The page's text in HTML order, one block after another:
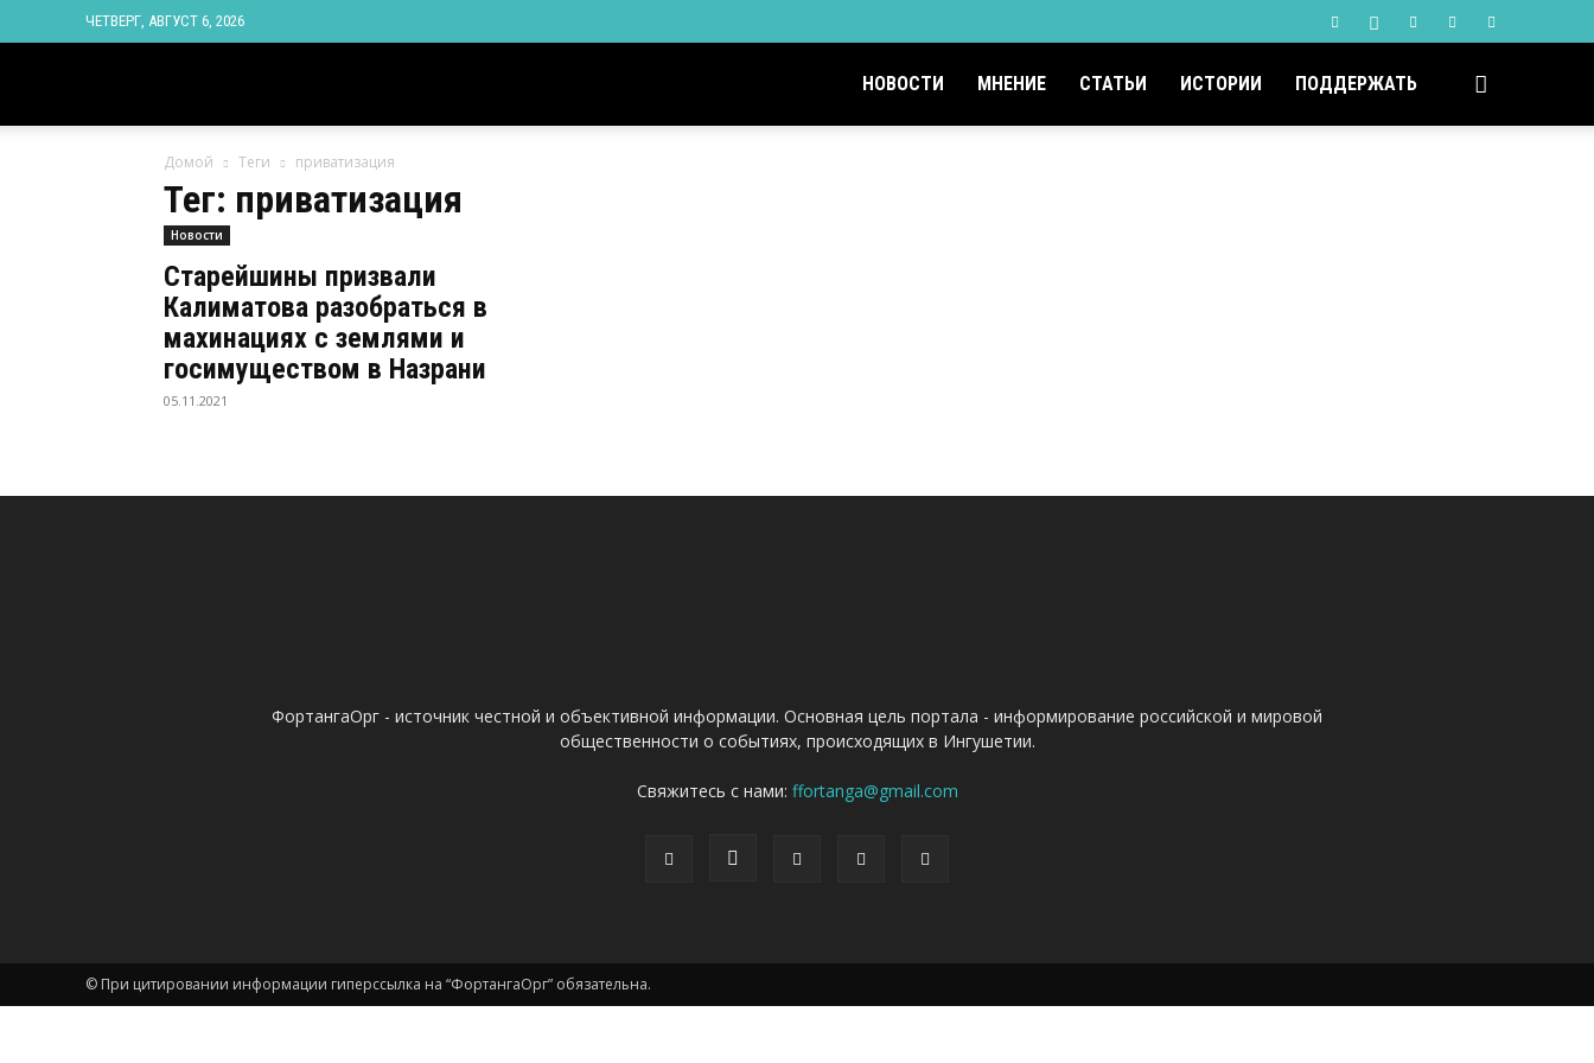
ЧЕТВЕРГ, АВГУСТ 6, 2026
Ингушетии
НОВОСТИ МНЕНИЕ СТАТЬИ ИСТОРИИ ПОДДЕРЖАТЬ
Домой Теги приватизация
Тег: приватизация
Новости
Старейшины призвали
Калиматова разобраться в
махинациях с землями и
госимуществом в Назрани
05.11.2021
ФортангаОрг - источник честной и объективной информации. Основная цель портала - информирование российской и мировой
общественности о событиях, происходящих в Ингушетии.
Свяжитесь с нами: ffortanga@gmail.com
© При цитировании информации гиперссылка на “ФортангаОрг” обязательна.